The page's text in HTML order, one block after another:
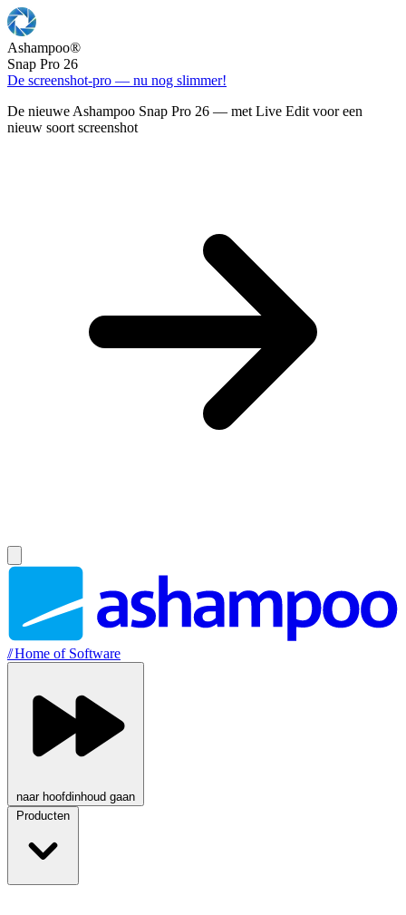
Ashampoo®
Snap Pro 26
De screenshot-pro — nu nog slimmer!
De nieuwe Ashampoo Snap Pro 26 — met Live Edit voor een
nieuw soort screenshot
//Home of Software
naar hoofdinhoud gaan
Producten